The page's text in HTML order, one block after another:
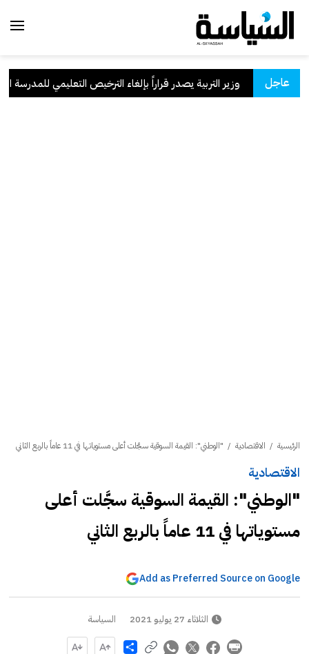
عاجل
. وزير التربية يصدر قراراً بإلغاء الترخيص التعليمي للمدرسة
الرئيسية / الاقتصادية / "الوطني": القيمة السوقية سجَّلت أعلى مستوياتها في 11 عاماً بالربع الثاني
الاقتصادية
"الوطني": القيمة السوقية سجَّلت أعلى
مستوياتها في 11 عاماً بالربع الثاني
Add as Preferred Source on Google
الثلاثاء 27 يوليو 2021 السياسة
Share